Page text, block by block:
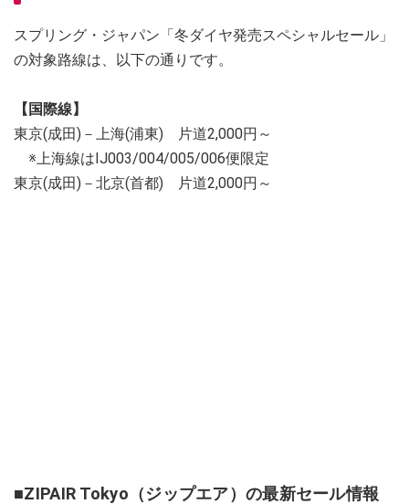
スプリング・ジャパン「冬ダイヤ発売スペシャルセール」
の対象路線は、以下の通りです。
【国際線】
東京(成田)－上海(浦東) 片道2,000円～
※上海線はIJ003/004/005/006便限定
東京(成田)－北京(首都) 片道2,000円～
■ZIPAIR Tokyo（ジップエア）の最新セール情報